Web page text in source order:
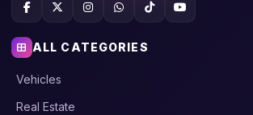
ALL CATEGORIES
Vehicles
Real Estate